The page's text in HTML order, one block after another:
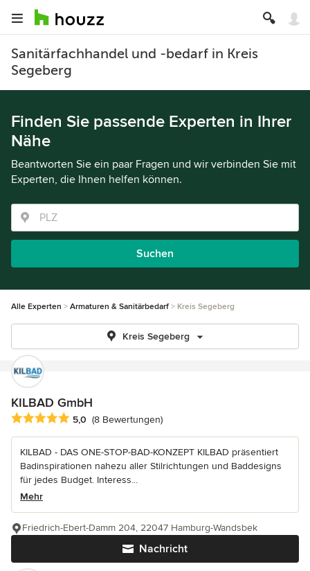
Sanitärfachhandel und -bedarf in Kreis
Segeberg
Finden Sie passende Experten in Ihrer
Nähe
Beantworten Sie ein paar Fragen und wir verbinden Sie mit
Experten, die Ihnen helfen können.
Suchen
Alle Experten Armaturen & Sanitärbedarf Kreis Segeberg
Kreis Segeberg
KILBAD GmbH
Durchschnittliche Bewertung: 5 von 5 Sternen
5,0 (8 Bewertungen)
KILBAD - DAS ONE-STOP-BAD-KONZEPT KILBAD präsentiert
Badinspirationen nahezu aller Stilrichtungen und Baddesigns
für jedes Budget. Interess...
Mehr
Nachricht
Friedrich-Ebert-Damm 204, 22047 Hamburg-Wandsbek